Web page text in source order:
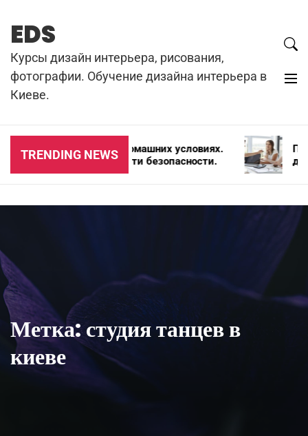
content
EDS
Курсы дизайн интерьера, рисования,
фотографии. Обучение дизайна интерьера в
Киеве.
TRENDING NEWS
Резка бетона в домашних условиях.
Цена и особенности безопасности.
для
Метка:студия танцев в
киеве